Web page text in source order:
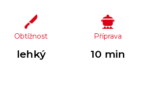
Obtížnost
lehký
Příprava
10 min